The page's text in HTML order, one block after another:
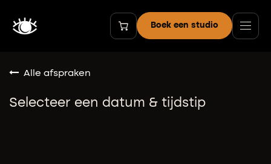
Boek een studio
Alle afspraken
Selecteer een datum & tijdstip